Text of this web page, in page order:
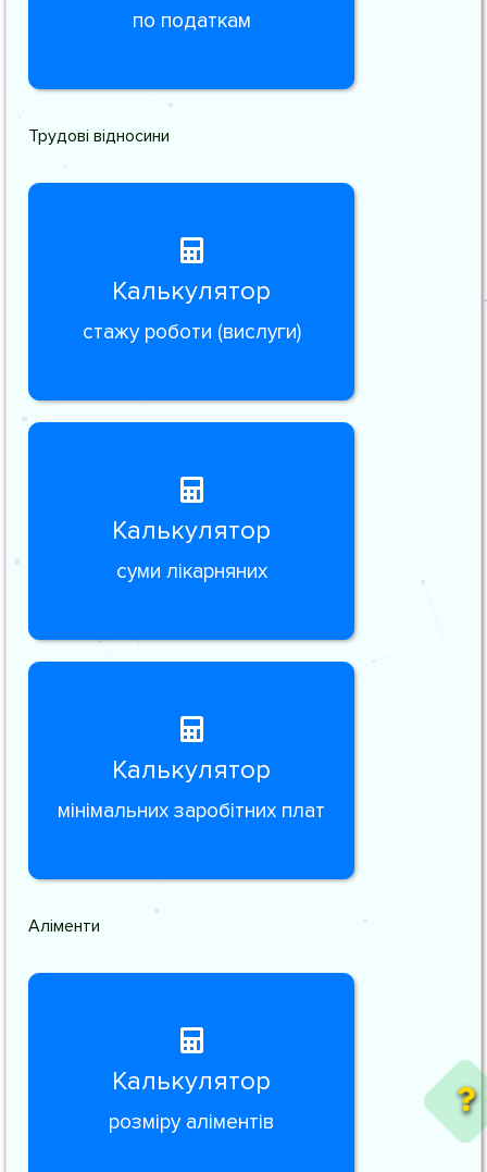
по податкам
Трудові відносини
Калькулятор
стажу роботи (вислуги)
Калькулятор
суми лікарняних
Калькулятор
мінімальних заробітних плат
Аліменти
Калькулятор
розміру аліментів